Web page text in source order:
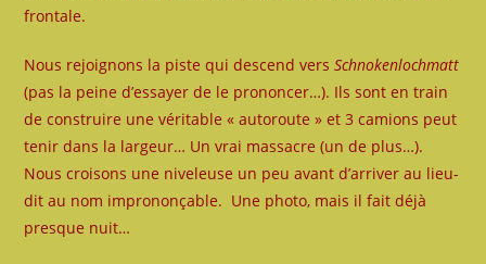
frontale.
Nous rejoignons la piste qui descend versSchnokenlochmatt
(pas la peine d’essayer de le prononcer…). Ils sont en train
de construire une véritable « autoroute » et 3 camions peut
tenir dans la largeur… Un vrai massacre (un de plus…).
Nous croisons une niveleuse un peu avant d’arriver au lieu-
dit au nom imprononçable. Une photo, mais il fait déjà
presque nuit…